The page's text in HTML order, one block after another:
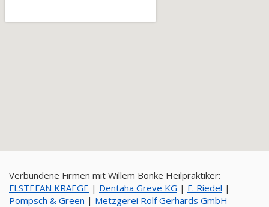
Verbundene Firmen mit Willem Bonke Heilpraktiker:
FLSTEFAN KRAEGE | Dentaha Greve KG | F. Riedel |
Pompsch & Green | Metzgerei Rolf Gerhards GmbH